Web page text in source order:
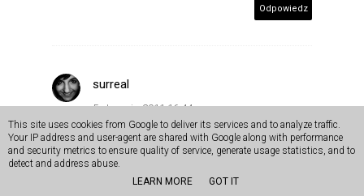
Odpowiedz
surreal
5 stycznia 2011 16:44
Sama szukałam brązowych spodni,
przymierzałam kilka par, ale np w zarze
większość było takich krótkich 7/8 - do
This site uses cookies from Google to deliver its services and to analyze traffic.
Your IP address and user-agent are shared with Google along with performance
and security metrics to ensure quality of service, generate usage statistics, and to
detect and address abuse.
LEARN MORE
GOT IT